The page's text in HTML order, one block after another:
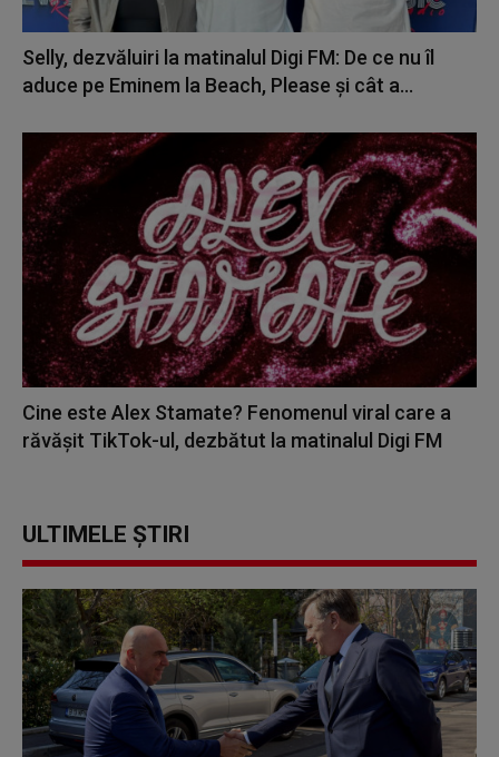
Selly, dezvăluiri la matinalul Digi FM: De ce nu îl
aduce pe Eminem la Beach, Please și cât a...
Cine este Alex Stamate? Fenomenul viral care a
răvășit TikTok-ul, dezbătut la matinalul Digi FM
ULTIMELE ȘTIRI